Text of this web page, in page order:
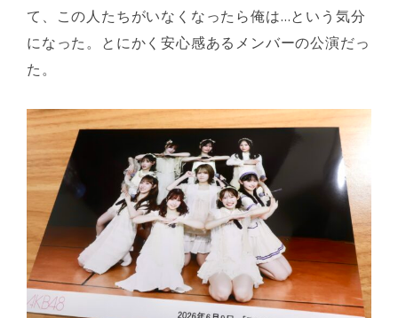
て、この人たちがいなくなったら俺は…という気分
になった。とにかく安心感あるメンバーの公演だっ
た。